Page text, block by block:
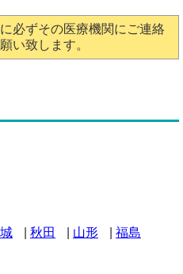
必ずその医療機関にご連絡
い致します。
秋田 山形 福島